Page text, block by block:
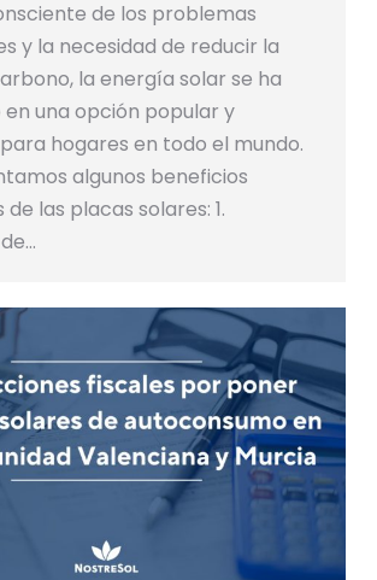
de los problemas
y la necesidad de reducir la
la energía solar se ha
una opción popular y
hogares en todo el mundo.
algunos beneficios
las placas solares: 1.